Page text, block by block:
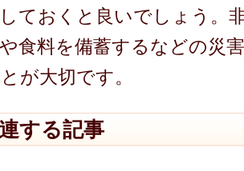
ておくと良いでしょう。
食料を備蓄するなどの災
が大切です。
する記事